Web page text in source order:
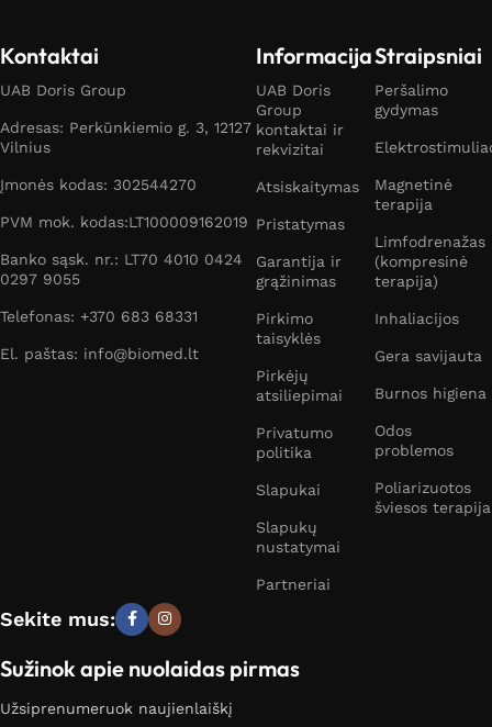
Kontaktai
UAB Doris Group
Adresas: Perkūnkiemio g. 3, 12127
Vilnius
Įmonės kodas: 302544270
PVM mok. kodas:LT100009162019
Banko sąsk. nr.: LT70 4010 0424
0297 9055
Telefonas: +370 683 68331
El. paštas: info@biomed.lt
Informacija
UAB Doris
Group
kontaktai ir
rekvizitai
Atsiskaitymas
Pristatymas
Garantija ir
grąžinimas
Pirkimo
taisyklės
Pirkėjų
atsiliepimai
Privatumo
politika
Slapukai
Slapukų
nustatymai
Partneriai
Straipsniai
Peršalimo
gydymas
Magnetinė
terapija
Limfodrenažas
(kompresinė
terapija)
Inhaliacijos
Gera savijauta
Burnos higiena
Odos
problemos
Poliarizuotos
šviesos terapija
Sekite mus:
Sužinok apie nuolaidas pirmas
Užsiprenumeruok naujienlaiškį